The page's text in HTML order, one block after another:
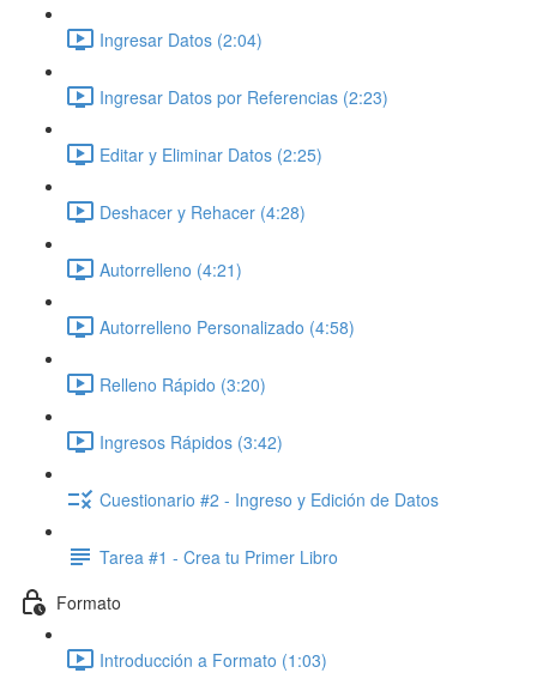
Ingresar Datos (2:04)
Ingresar Datos por Referencias (2:23)
Editar y Eliminar Datos (2:25)
Deshacer y Rehacer (4:28)
Autorrelleno (4:21)
Autorrelleno Personalizado (4:58)
Relleno Rápido (3:20)
Ingresos Rápidos (3:42)
Cuestionario #2 - Ingreso y Edición de Datos
Tarea #1 - Crea tu Primer Libro
Formato
Introducción a Formato (1:03)